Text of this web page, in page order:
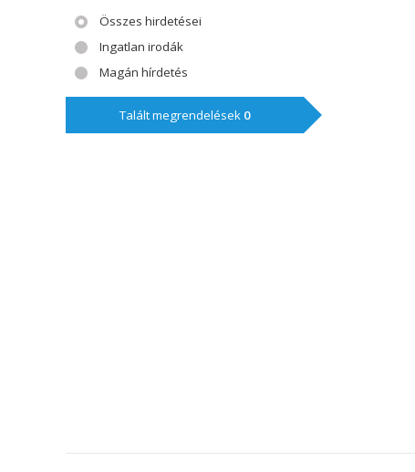
Összes hirdetései
Ingatlan irodák
Magán hírdetés
Talált megrendelések 0